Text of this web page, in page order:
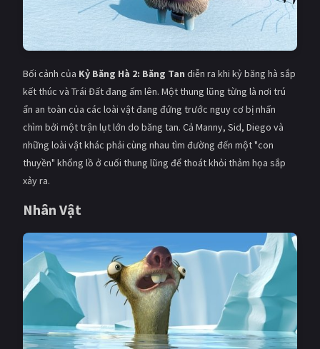
GameShow DramaTV
Âu - Mỹ Trung Quốc - Hồng Kông
Nhật Bản
Ấn Độ Việt Nam
Tổng hợp
CẬP NHẬT
PHIM MỚI
PHIM BỘ
PHIM LẺ
PHIM CHIẾU RẠP
Bối cảnh của Kỷ Băng Hà 2: Băng Tan diễn ra khi kỷ băng hà sắp
kết thúc và Trái Đất đang ấm lên. Một thung lũng từng là nơi trú
ẩn an toàn của các loài vật đang đứng trước nguy cơ bị nhấn
chìm bởi một trận lụt lớn do băng tan. Cả Manny, Sid, Diego và
những loài vật khác phải cùng nhau tìm đường đến một "con
thuyền" khổng lồ ở cuối thung lũng để thoát khỏi thảm họa sắp
xảy ra.
Nhân Vật